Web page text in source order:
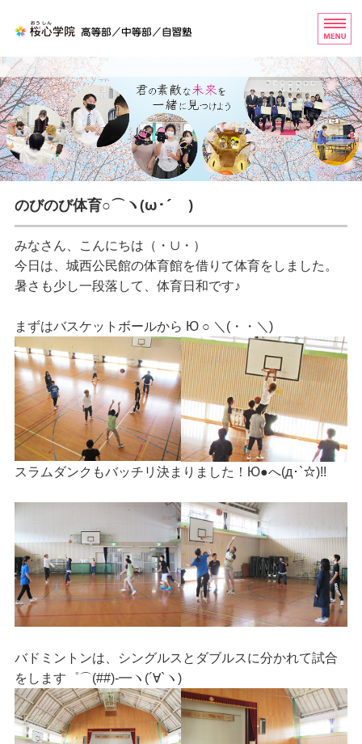
桜心学院（おうしんがくいん
ホーム
高等部
中等部
自習塾
お問い合わせ
のびのび体育○⌒ヽ(ω･´ )
みなさん、こんにちは（・∪・）
今日は、城西公民館の体育館を借りて体育をしました。
暑さも少し一段落して、体育日和です♪
まずはバスケットボールから Ю ○ ＼(・・＼)
スラムダンクもバッチリ決まりました！Ю●へ(д･`☆)!!
バドミントンは、シングルスとダブルスに分かれて試合
をします゜⌒(##)-━ヽ(´∀`ヽ)